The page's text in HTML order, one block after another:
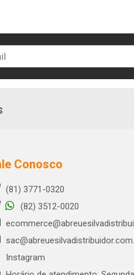
Conosco
(81) 3771-0320
(82) 3512-0020
Instagram